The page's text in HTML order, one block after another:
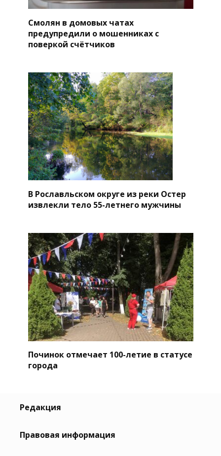
Смолян в домовых чатах
предупредили о мошенниках с
поверкой счётчиков
В Рославльском округе из реки Остер
извлекли тело 55-летнего мужчины
Починок отмечает 100-летие в статусе
города
Редакция
Правовая информация